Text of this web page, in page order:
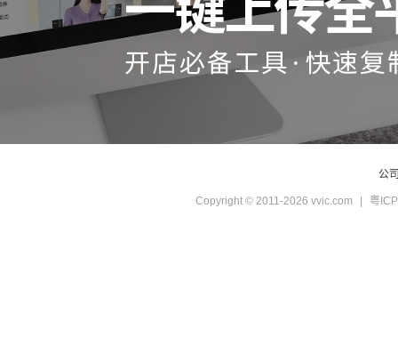
公
Copyright © 2011-2026 vvic.com 粤